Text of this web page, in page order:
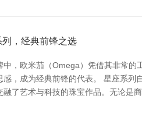
，经典前锋之选
中，欧米茄（Omega）凭借其非常
感，成为经典前锋的代表。 星座系列
融了艺术与科技的珠宝作品。无论是